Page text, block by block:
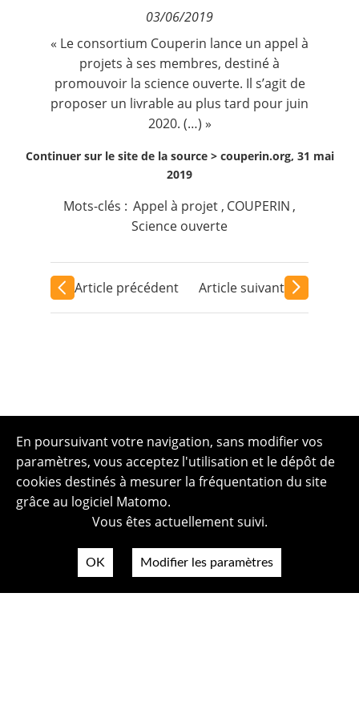
Nous suivre
03/06/2019
« Le consortium Couperin lance un appel à
projets à ses membres, destiné à
promouvoir la science ouverte. Il s’agit de
proposer un livrable au plus tard pour juin
2020. (…) »
Continuer sur le site de la source > couperin.org, 31 mai
2019
Mots-clés : Appel à projet , COUPERIN ,
Science ouverte
Article précédent Article suivant
En poursuivant votre navigation, sans modifier vos
paramètres, vous acceptez l'utilisation et le dépôt de
cookies destinés à mesurer la fréquentation du site
grâce au logiciel Matomo.
Vous êtes actuellement suivi.
OK Modifier les paramètres